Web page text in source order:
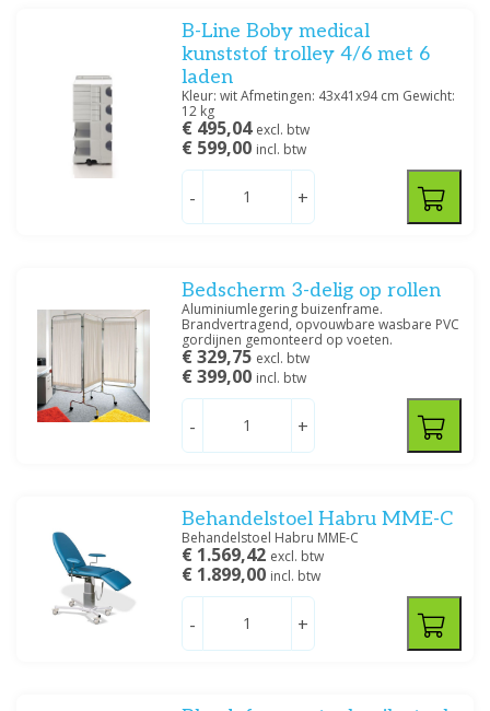
Filteren
B-Line Boby medical
kunststof trolley 4/6 met 6
laden
Kleur: wit Afmetingen: 43x41x94 cm Gewicht:
12 kg
€ 495,04 excl. btw
€ 599,00 incl. btw
- +
Bedscherm 3-delig op rollen
Aluminiumlegering buizenframe.
Brandvertragend, opvouwbare wasbare PVC
gordijnen gemonteerd op voeten.
€ 329,75 excl. btw
€ 399,00 incl. btw
- +
Behandelstoel Habru MME-C
Behandelstoel Habru MME-C
€ 1.569,42 excl. btw
€ 1.899,00 incl. btw
- +